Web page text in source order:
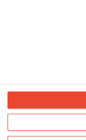
Dromadaire vous